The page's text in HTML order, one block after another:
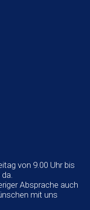
von 9.00 Uhr bis
Absprache auch
mit uns